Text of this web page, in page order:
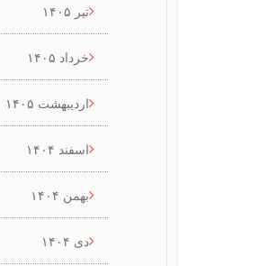
تیر ۱۴۰۵
خرداد ۱۴۰۵
اردیبهشت ۱۴۰۵
اسفند ۱۴۰۴
بهمن ۱۴۰۴
دی ۱۴۰۴